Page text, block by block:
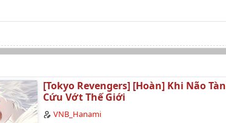
[Tokyo Revengers] [Hoàn] Khi Não Tàn
Cứu Vớt Thế Giới
VNB_Hanami